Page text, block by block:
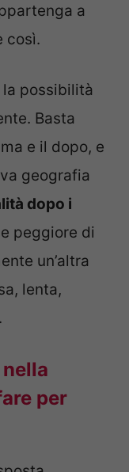
a
così.
possibilità
Basta
e il dopo, e
geografia
dopo i
peggiore di
un’altra
lenta,
per